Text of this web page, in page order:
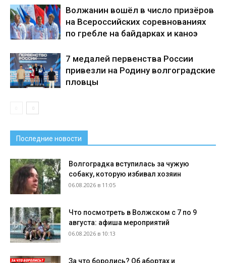
Волжанин вошёл в число призёров
на Всероссийских соревнованиях
по гребле на байдарках и каноэ
7 медалей первенства России
привезли на Родину волгоградские
пловцы
Последние новости
Волгоградка вступилась за чужую
собаку, которую избивал хозяин
06.08.2026 в 11:05
Что посмотреть в Волжском с 7 по 9
августа: афиша мероприятий
06.08.2026 в 10:13
За что боролись? Об абортах и